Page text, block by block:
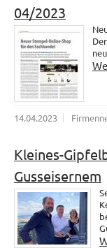
04/2023
14.04.2023
Kleines-
Gusseisernem